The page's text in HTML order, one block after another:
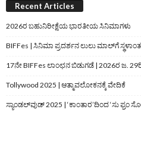
Recent Articles
2026ರ ಬಹುನಿರೀಕ್ಷೆಯ ಭಾರತೀಯ ಸಿನಿಮಾಗಳು
BIFFes | ಸಿನಿಮಾ ಪ್ರದರ್ಶನ ಲುಲು ಮಾಲ್‌ಗೆ
17ನೇ BIFFes ಲಾಂಛನ ಬಿಡುಗಡೆ | 2026ರ ಜ.
Tollywood 2025 | ಆತ್ಮಾವಲೋಕನಕ್ಕೆ ವೇದಿಕೆ
ಸ್ಯಾಂಡಲ್‌ವುಡ್‌ 2025 | ‘ಕಾಂತಾರ’ದಿಂದ ‘ಸು ಫ್ರಂ